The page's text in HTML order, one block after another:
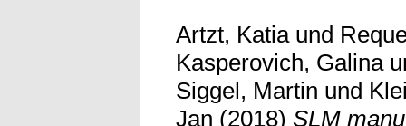
Artzt, Katiaund
Kasperovich, Galina
Siggel, Martin und
Jan (2018)SLM